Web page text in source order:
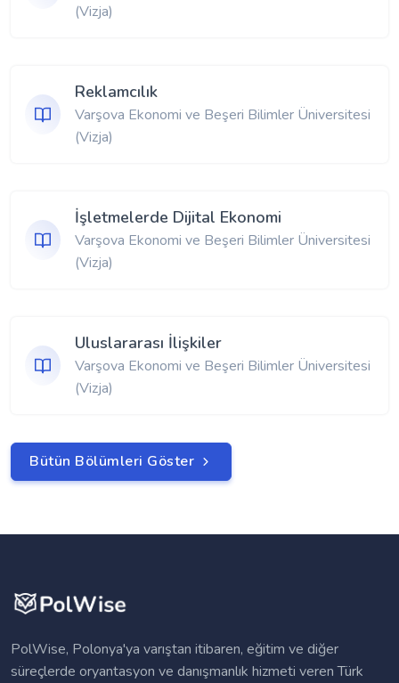
(Vizja)
Reklamcılık
Varşova Ekonomi ve Beşeri Bilimler Üniversitesi
(Vizja)
İşletmelerde Dijital Ekonomi
Varşova Ekonomi ve Beşeri Bilimler Üniversitesi
(Vizja)
Uluslararası İlişkiler
Varşova Ekonomi ve Beşeri Bilimler Üniversitesi
(Vizja)
Bütün Bölümleri Göster
PolWise, Polonya'ya varıştan itibaren, eğitim ve diğer
süreçlerde oryantasyon ve danışmanlık hizmeti veren Türk